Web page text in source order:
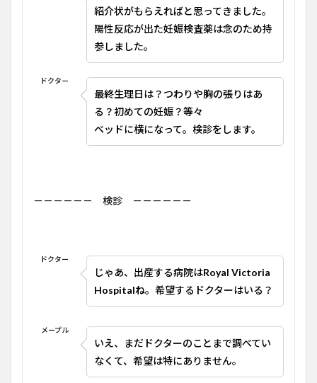
紹介状がもらえればと思ってきました。
陽性反応が出た妊娠検査薬は念のため持
参しました。
ドクター
最終生理日は？つわりや胸の張りはあ
る？初めての妊娠？等々
ベッドに横になって。検診をします。
－－－－－－ 検診 －－－－－－
ドクター
じゃあ、出産する病院はRoyal Victoria
Hospitalね。希望するドクターはいる？
メープル
いえ、まだドクターのことまで調べてい
なくて、希望は特にありません。